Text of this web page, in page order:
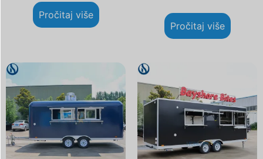
Pročitaj više
Pročitaj više